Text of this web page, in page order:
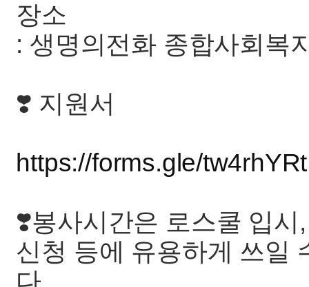
장소
: 생명의전화 종합사회복
❣️ 지원서
https://forms.gle/
❣️봉사시간은 로스쿨 입
신청 등에 유용하게 쓰일
다